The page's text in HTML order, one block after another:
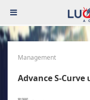
Management
Advance S-Curve